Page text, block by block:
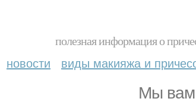
полезная информация о
новости виды макияжа и
Мы вам